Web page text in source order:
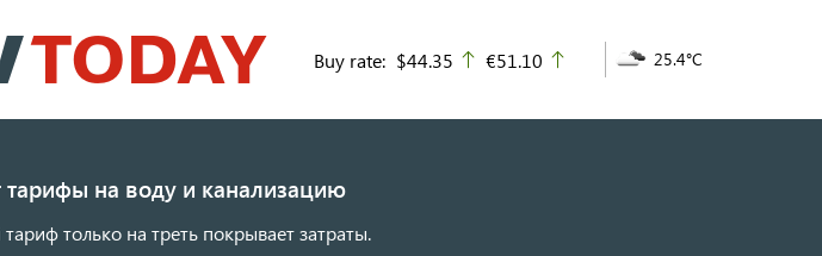
к
основному
Buy rate: $44.35 up
€51.10 25.4°C
тарифы на воду и канализацию
только на треть покрывает затраты.